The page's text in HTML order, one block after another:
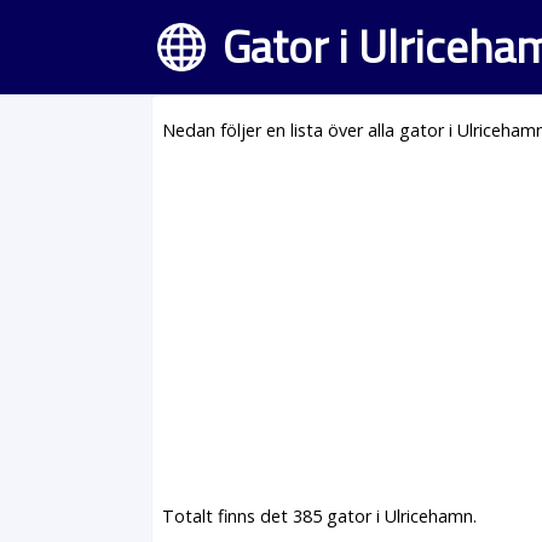
Gator i
Nedan följer en lista över alla gator i
Totalt finns det 385 gator i Ulricehamn.